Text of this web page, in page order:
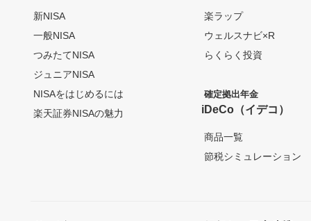
新NISA
一般NISA
つみたてNISA
ジュニアNISA
NISAをはじめるには
楽天証券NISAの魅力
楽ラップ
ウェルスナビ×R
らくらく投資
確定拠出年金
iDeCo（イデコ）
商品一覧
節税シミュレーション